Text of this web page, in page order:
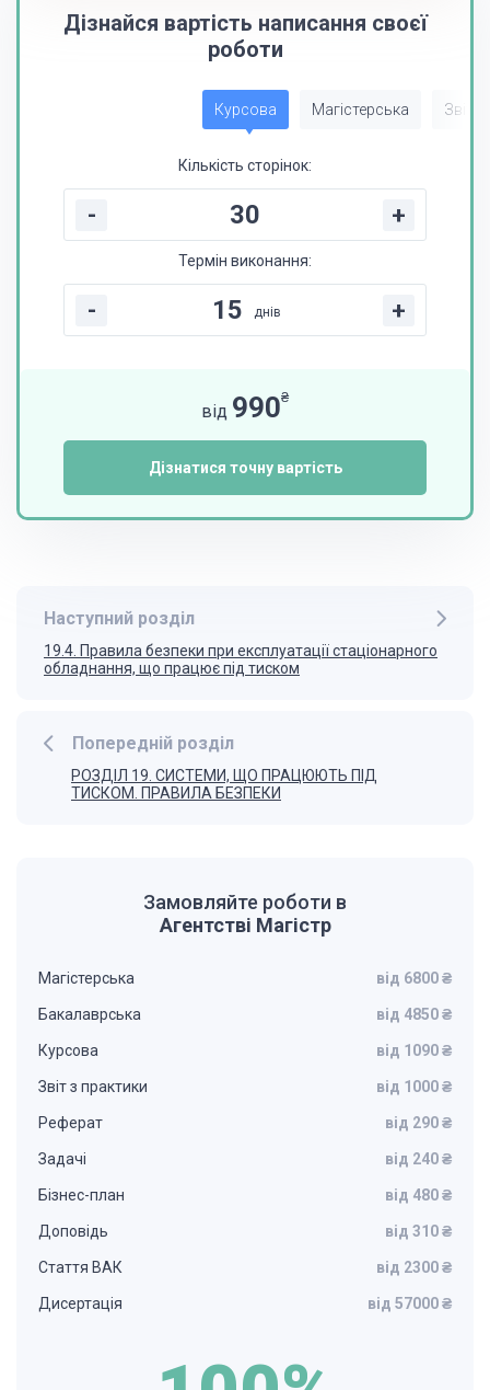
Дізнайся вартість написання своєї
роботи
Курсова Магістерська Звіт
Кількість сторінок:
- +
Термін виконання:
- днів +
від 990₴
Дізнатися точну вартість
Попередній розділ
РОЗДІЛ 19. СИСТЕМИ, ЩО ПРАЦЮЮТЬ ПІД
ТИСКОМ. ПРАВИЛА БЕЗПЕКИ
Наступний розділ
19.4. Правила безпеки при експлуатації стаціонарного
обладнання, що працює під тиском
Замовляйте роботи в
Агентстві Магістр
Магістерська від 6800 ₴
Бакалаврська від 4850 ₴
Курсова від 1090 ₴
Звіт з практики від 1000 ₴
Реферат від 290 ₴
Задачі від 240 ₴
Бізнес-план від 480 ₴
Доповідь від 310 ₴
Стаття ВАК від 2300 ₴
Дисертація від 57000 ₴